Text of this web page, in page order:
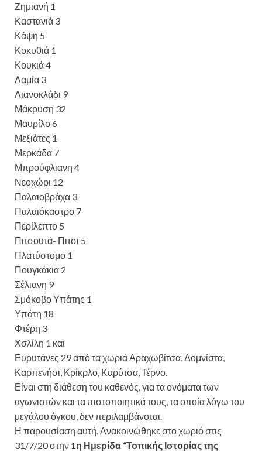
Ζημιανή 1
Καστανιά 3
Κάψη 5
Κοκυθιά 1
Κουκιά 4
Λαμία 3
Λιανοκλάδι 9
Μάκρυση 32
Μαυρίλο 6
Μεξιάτες 1
Μερκάδα 7
Μπρούφλιανη 4
Νεοχώρι 12
Παλαιοβράχα 3
Παλαιόκαστρο 7
Περίλεπτο 5
Πιτσουτά- Πιτσι 5
Πλατύστομο 1
Πουγκάκια 2
Σέλιανη 9
Σμόκοβο Υπάτης 1
Υπάτη 18
Φτέρη 3
Χσλίλη 1 και
Ευρυτάνες 29 από τα χωριά Αραχωβίτσα, Δομνίστα,
Καρπενήσι, Κρίκρλο, Καρύτσα, Τέρνο.
Είναι στη διάθεση του καθενός, για τα ονόματα των
αγωνιστών και τα πιστοποιητικά τους, τα οποία λόγω του
μεγάλου όγκου, δεν περιλαμβάνοται.
Η παρουσίαση αυτή. Ανακοινώθηκε στο χωριό στις
31/7/20 στην 1η Ημερίδα “Τοπικής Ιστορίας της